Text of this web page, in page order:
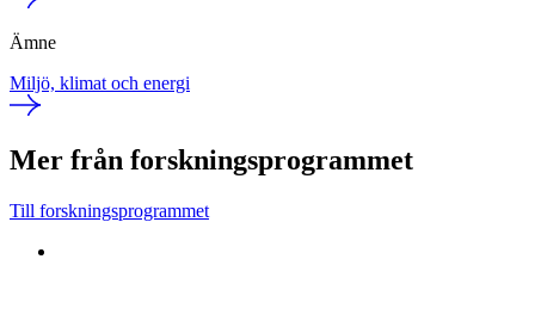
Ämne
Miljö, klimat och energi
Mer från forskningsprogrammet
Till forskningsprogrammet